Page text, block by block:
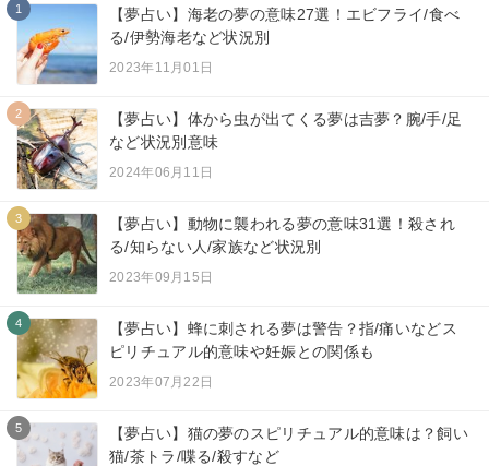
1
【夢占い】海老の夢の意味27選！エビフライ/食べ
る/伊勢海老など状況別
2023年11月01日
2
【夢占い】体から虫が出てくる夢は吉夢？腕/手/足
など状況別意味
2024年06月11日
3
【夢占い】動物に襲われる夢の意味31選！殺され
る/知らない人/家族など状況別
2023年09月15日
4
【夢占い】蜂に刺される夢は警告？指/痛いなどス
ピリチュアル的意味や妊娠との関係も
2023年07月22日
5
【夢占い】猫の夢のスピリチュアル的意味は？飼い
猫/茶トラ/喋る/殺すなど